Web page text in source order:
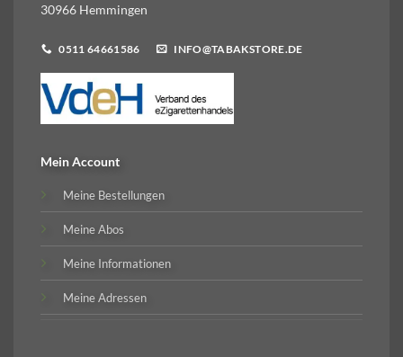
30966 Hemmingen
0511 64661586 INFO@TABAKSTORE.DE
Mein Account
Meine Bestellungen
Meine Abos
Meine Informationen
Meine Adressen